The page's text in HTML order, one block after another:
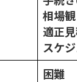
相場
適正
スケ
困難